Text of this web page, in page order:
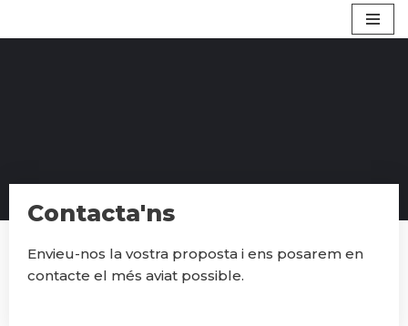
Contacta'ns
Envieu-nos la vostra proposta i ens posarem en
contacte el més aviat possible.